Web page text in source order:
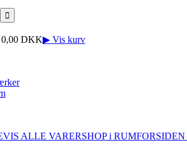
DKK▶ Vis kurv
VIS ALLE VARERSHOP i RUMFORSIDEN